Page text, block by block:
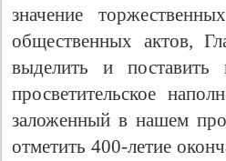
значение
общественных актов,
выделить и поставить
просветительское
заложенный в нашем
отметить 400-летие